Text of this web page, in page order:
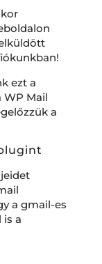
ezt a
WP Mail
a
a gmail-es
a